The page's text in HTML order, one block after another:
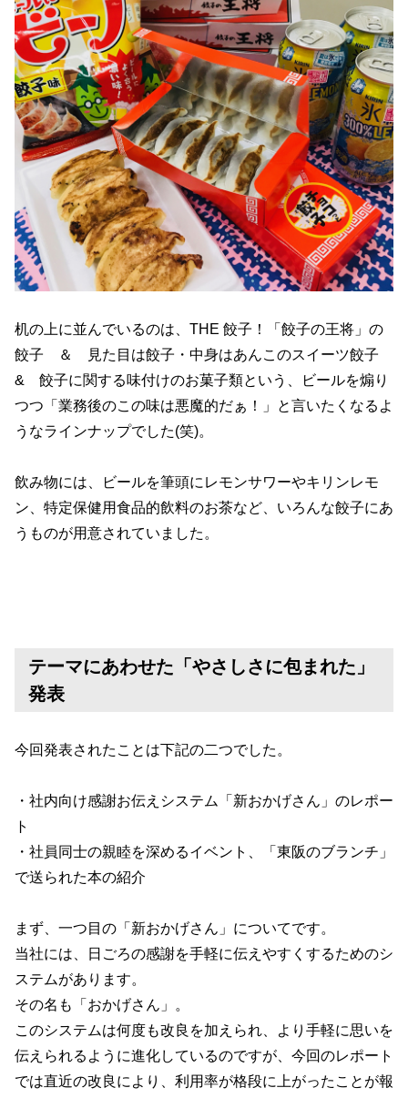
机の上に並んでいるのは、THE 餃子！「餃子の王将」の
餃子 ＆ 見た目は餃子・中身はあんこのスイーツ餃子
& 餃子に関する味付けのお菓子類という、ビールを煽り
つつ「業務後のこの味は悪魔的だぁ！」と言いたくなるよ
うなラインナップでした(笑)。
飲み物には、ビールを筆頭にレモンサワーやキリンレモ
ン、特定保健用食品的飲料のお茶など、いろんな餃子にあ
うものが用意されていました。
テーマにあわせた「やさしさに包まれた」
発表
今回発表されたことは下記の二つでした。
・社内向け感謝お伝えシステム「新おかげさん」のレポー
ト
・社員同士の親睦を深めるイベント、「東阪のブランチ」
で送られた本の紹介
まず、一つ目の「新おかげさん」についてです。
当社には、日ごろの感謝を手軽に伝えやすくするためのシ
ステムがあります。
その名も「おかげさん」。
このシステムは何度も改良を加えられ、より手軽に思いを
伝えられるように進化しているのですが、今回のレポート
では直近の改良により、利用率が格段に上がったことが報